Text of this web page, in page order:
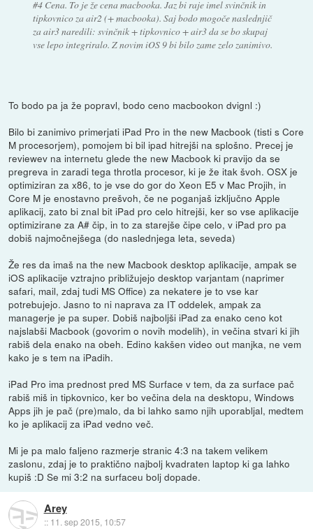
#4 Cena. To je že cena macbooka. Jaz bi raje imel svinčnik in
tipkovnico za air2 (+ macbooka). Saj bodo mogoče naslednjič
za air3 naredili: svinčnik + tipkovnico + air3 da se bo skupaj
vse lepo integriralo. Z novim iOS 9 bi bilo zame zelo zanimivo.
To bodo pa ja že popravl, bodo ceno macbookon dvignl :)
Bilo bi zanimivo primerjati iPad Pro in the new Macbook (tisti s Core
M procesorjem), pomojem bi bil ipad hitrejši na splošno. Precej je
reviewev na internetu glede the new Macbook ki pravijo da se
pregreva in zaradi tega throtla procesor, ki je že itak švoh. OSX je
optimiziran za x86, to je vse do gor do Xeon E5 v Mac Projih, in
Core M je enostavno prešvoh, če ne poganjaš izključno Apple
aplikacij, zato bi znal bit iPad pro celo hitrejši, ker so vse aplikacije
optimizirane za A# čip, in to za starejše čipe celo, v iPad pro pa
dobiš najmočnejšega (do naslednjega leta, seveda)
Že res da imaš na the new Macbook desktop aplikacije, ampak se
iOS aplikacije vztrajno približujejo desktop varjantam (naprimer
safari, mail, zdaj tudi MS Office) za nekatere je to vse kar
potrebujejo. Jasno to ni naprava za IT oddelek, ampak za
managerje je pa super. Dobiš najboljši iPad za enako ceno kot
najslabši Macbook (govorim o novih modelih), in večina stvari ki jih
rabiš dela enako na obeh. Edino kakšen video out manjka, ne vem
kako je s tem na iPadih.
iPad Pro ima prednost pred MS Surface v tem, da za surface pač
rabiš miš in tipkovnico, ker bo večina dela na desktopu, Windows
Apps jih je pač (pre)malo, da bi lahko samo njih uporabljal, medtem
ko je aplikacij za iPad vedno več.
Mi je pa malo faljeno razmerje stranic 4:3 na takem velikem
zaslonu, zdaj je to praktično najbolj kvadraten laptop ki ga lahko
kupiš :D Se mi 3:2 na surfaceu bolj dopade.
Arey
:: 11. sep 2015, 10:57